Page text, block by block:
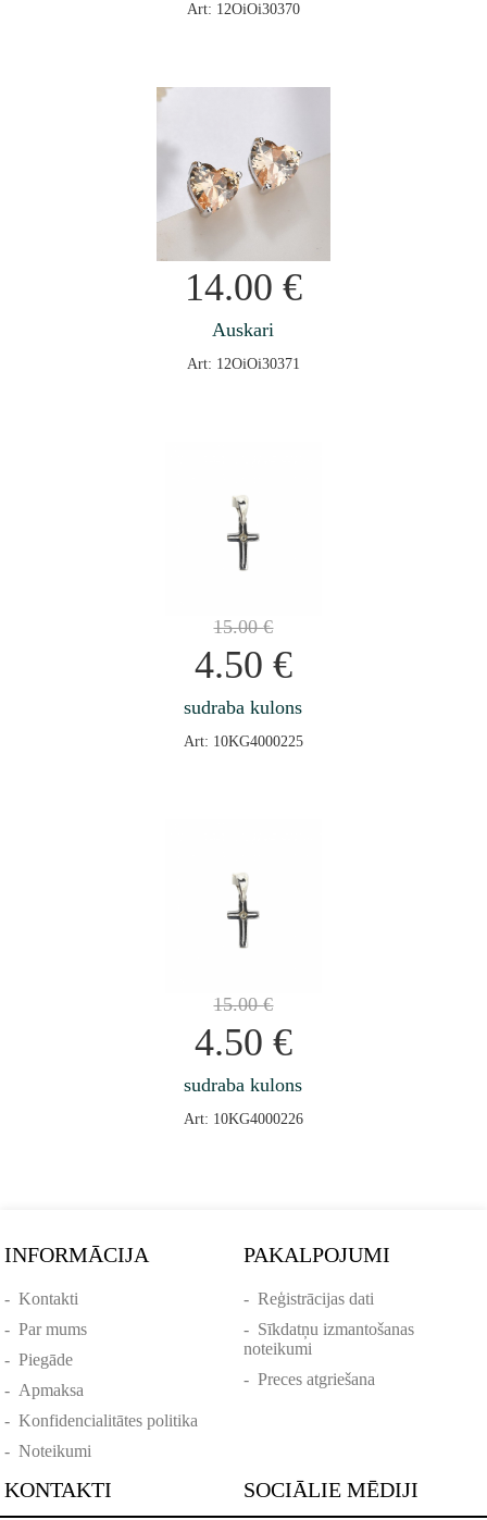
Art: 12OiOi30370
14.00 €
Auskari
Art: 12OiOi30371
15.00€
4.50 €
sudraba kulons
Art: 10KG4000225
15.00€
4.50 €
sudraba kulons
Art: 10KG4000226
INFORMĀCIJA
-Kontakti
-Par mums
-Piegāde
- Apmaksa
-Konfidencialitātes politika
-Noteikumi
PAKALPOJUMI
- Reģistrācijas dati
- Sīkdatņu izmantošanas
noteikumi
- Preces atgriešana
KONTAKTI SOCIĀLIE MĒDIJI